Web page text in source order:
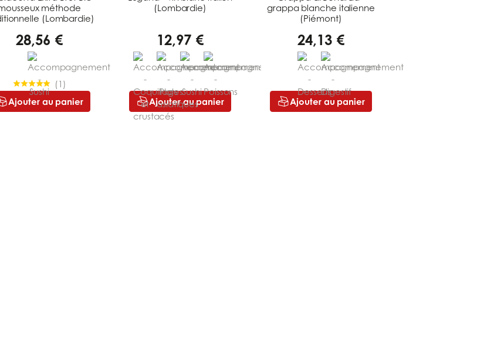
méthode
(Lombardie)
28,56 €
(1 )
Ajouter au panier
(Lombardie)
12,97 €
Ajouter au panier
grappa blanche italienne
(Piémont)
24,13 €
Ajouter au panier